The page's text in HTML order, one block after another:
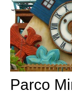
Parco